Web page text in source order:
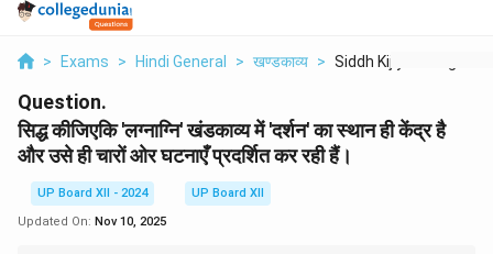
> Exams > Hindi General > खण्डकाव्य > Siddh Kijiye Ki Lagn...
Question.
सिद्ध कीजिएकि 'लग्नाग्नि' खंडकाव्य में 'दर्शन' का स्थान ही केंद्र है
और उसे ही चारों ओर घटनाएँ प्रदर्शित कर रही हैं।
UP Board XII - 2024
UP Board XII
Updated On: Nov 10, 2025